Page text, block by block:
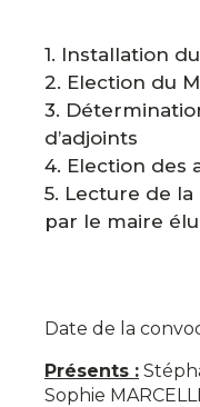
1. Installation
2. Election du
3.
d’adjoints
4. Election des
5. Lecture de la
par le maire élu
Date de la
Présents :
Sophie